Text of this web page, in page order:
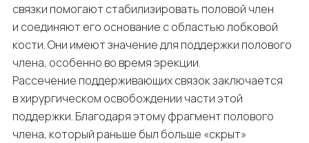
связки помогают стабилизировать половой член
и соединяют его основание с областью лобковой
кости. Они имеют значение для поддержки полового
члена, особенно во время эрекции.
Рассечение поддерживающих связок заключается
в хирургическом освобождении части этой
поддержки. Благодаря этому фрагмент полового
члена, который раньше был больше «скрыт»